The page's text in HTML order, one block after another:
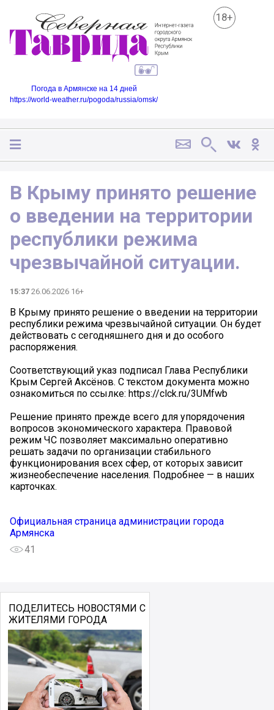
18+
Погода в Армянске на 14 дней
https://world-weather.ru/pogoda/russia/omsk/
В Крыму принято решение
о введении на территории
республики режима
чрезвычайной ситуации.
15:37 26.06.2026 16+
В Крыму принято решение о введении на территории
республики режима чрезвычайной ситуации. Он будет
действовать с сегодняшнего дня и до особого
распоряжения.
Соответствующий указ подписал Глава Республики
Крым Сергей Аксёнов. С текстом документа можно
ознакомиться по ссылке: https://clck.ru/3UMfwb
Решение принято прежде всего для упорядочения
вопросов экономического характера. Правовой
режим ЧС позволяет максимально оперативно
решать задачи по организации стабильного
функционирования всех сфер, от которых зависит
жизнеобеспечение населения. Подробнее — в наших
карточках.
Официальная страница администрации города
Армянска
41
ПОДЕЛИТЕСЬ НОВОСТЯМИ С
ЖИТЕЛЯМИ ГОРОДА